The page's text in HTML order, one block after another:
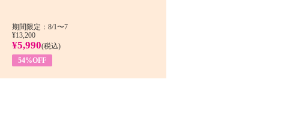
期間限定：8/1〜7
¥13,200
¥5,990(税込)
54%OFF